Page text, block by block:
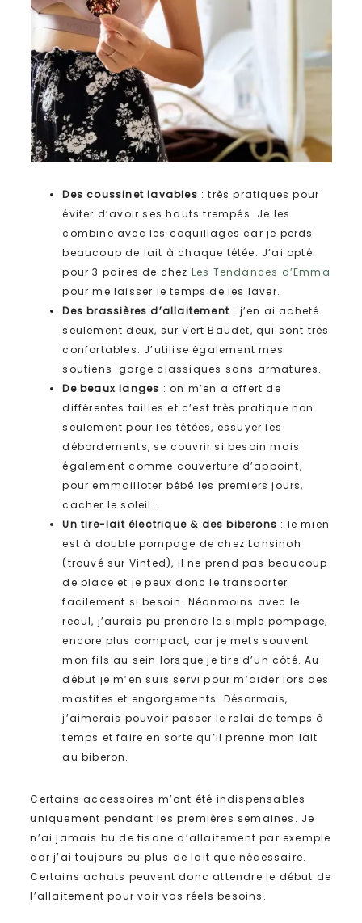
Des coussinet lavables : très pratiques pour
éviter d’avoir ses hauts trempés. Je les
combine avec les coquillages car je perds
beaucoup de lait à chaque tétée. J’ai opté
pour 3 paires de chez Les Tendances d’Emma
pour me laisser le temps de les laver.
Des brassières d’allaitement : j’en ai acheté
seulement deux, sur Vert Baudet, qui sont très
confortables. J’utilise également mes
soutiens-gorge classiques sans armatures.
De beaux langes : on m’en a offert de
différentes tailles et c’est très pratique non
seulement pour les tétées, essuyer les
débordements, se couvrir si besoin mais
également comme couverture d’appoint,
pour emmailloter bébé les premiers jours,
cacher le soleil…
Un tire-lait électrique & des biberons : le mien
est à double pompage de chez Lansinoh
(trouvé sur Vinted), il ne prend pas beaucoup
de place et je peux donc le transporter
facilement si besoin. Néanmoins avec le
recul, j’aurais pu prendre le simple pompage,
encore plus compact, car je mets souvent
mon fils au sein lorsque je tire d’un côté. Au
début je m’en suis servi pour m’aider lors des
mastites et engorgements. Désormais,
j’aimerais pouvoir passer le relai de temps à
temps et faire en sorte qu’il prenne mon lait
au biberon.
Certains accessoires m’ont été indispensables
uniquement pendant les premières semaines. Je
n’ai jamais bu de tisane d’allaitement par exemple
car j’ai toujours eu plus de lait que nécessaire.
Certains achats peuvent donc attendre le début de
l’allaitement pour voir vos réels besoins.